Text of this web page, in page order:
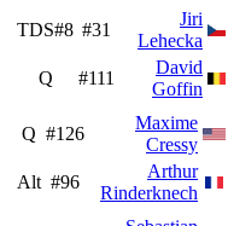
TDS#8 #31
Jiri
Lehecka
Q
#111
David
Goffin
Q #126
Maxime
Cressy
Alt #96
Arthur
Rinderknech